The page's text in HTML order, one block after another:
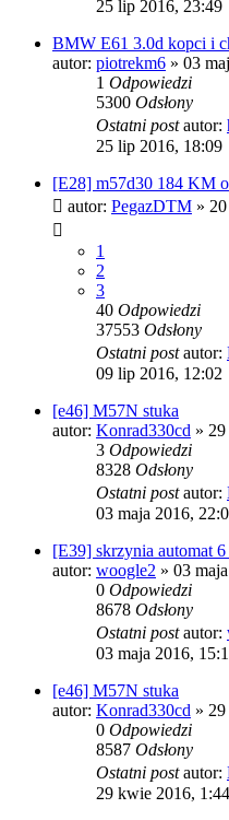
25 lip 2016, 23:49
BMW E61 3.0d kopci i
autor: piotrekm6 » 03
1 Odpowiedzi
5300 Odsłony
Ostatni postautor:
25 lip 2016, 18:09
[E28] m57d30 184 KM
autor: PegazDTM »
1
2
3
40 Odpowiedzi
37553 Odsłony
Ostatni postautor:
09 lip 2016, 12:02
[e46] M57N stuka
autor: Konrad330cd »
3 Odpowiedzi
8328 Odsłony
Ostatni postautor:
03 maja 2016,
[E39] skrzynia automat
autor: woogle2 » 03
0 Odpowiedzi
8678 Odsłony
Ostatni postautor:
03 maja 2016,
[e46] M57N stuka
autor: Konrad330cd »
0 Odpowiedzi
8587 Odsłony
Ostatni postautor:
29 kwie 2016, 1:44